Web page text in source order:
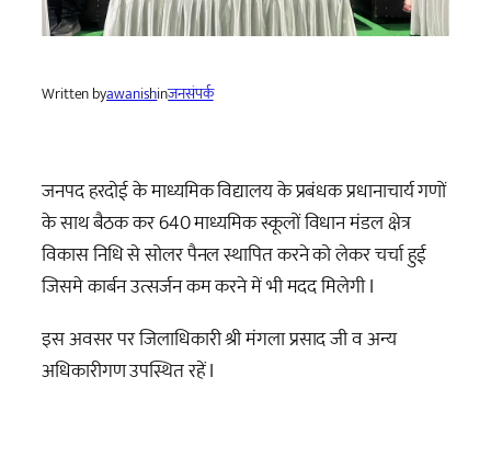
Written byawanishinजनसंपर्क
जनपद हरदोई के माध्यमिक विद्यालय के प्रबंधक प्रधानाचार्य गणों
के साथ बैठक कर 640 माध्यमिक स्कूलों विधान मंडल क्षेत्र
विकास निधि से सोलर पैनल स्थापित करने को लेकर चर्चा हुई
जिसमे कार्बन उत्सर्जन कम करने में भी मदद मिलेगी I
इस अवसर पर जिलाधिकारी श्री मंगला प्रसाद जी व अन्य
अधिकारीगण उपस्थित रहें I